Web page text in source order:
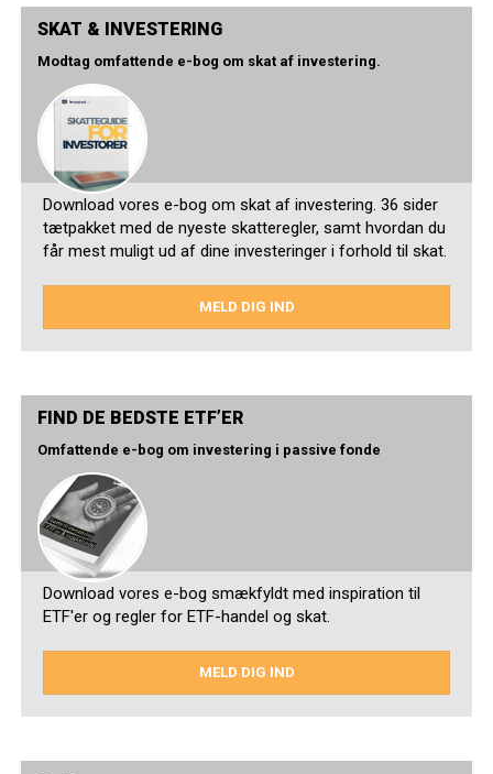
SKAT & INVESTERING
Modtag omfattende e-bog om skat af investering.
Download vores e-bog om skat af investering. 36 sider
tætpakket med de nyeste skatteregler, samt hvordan du
får mest muligt ud af dine investeringer i forhold til skat.
MELD DIG IND
FIND DE BEDSTE ETF’ER
Omfattende e-bog om investering i passive fonde
Download vores e-bog smækfyldt med inspiration til
ETF'er og regler for ETF-handel og skat.
MELD DIG IND